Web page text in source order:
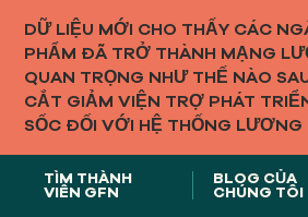
DỮ LIỆU MỚI CHO THẤY CÁC
PHẨM ĐÃ TRỞ THÀNH MẠNG
QUAN TRỌNG NHƯ THẾ NÀO
CẮT GIẢM VIỆN TRỢ PHÁT
SỐC ĐỐI VỚI HỆ THỐNG LƯƠNG
TÌM THÀNH
VIÊN GFN
BLOG CỦA
CHÚNG TÔI